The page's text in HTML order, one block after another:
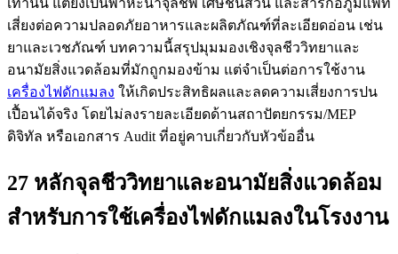
เท่านั้น แต่ยังเป็นพาหะนำจุลชีพ เศษชิ้นส่วน และสารก่อภูมิแพ้ที่
เสี่ยงต่อความปลอดภัยอาหารและผลิตภัณฑ์ที่ละเอียดอ่อน เช่น
ยาและเวชภัณฑ์ บทความนี้สรุปมุมมองเชิงจุลชีววิทยาและ
อนามัยสิ่งแวดล้อมที่มักถูกมองข้าม แต่จำเป็นต่อการใช้งาน
เครื่องไฟดักแมลง ให้เกิดประสิทธิผลและลดความเสี่ยงการปน
เปื้อนได้จริง โดยไม่ลงรายละเอียดด้านสถาปัตยกรรม/MEP
ดิจิทัล หรือเอกสาร Audit ที่อยู่คาบเกี่ยวกับหัวข้ออื่น
27 หลักจุลชีววิทยาและอนามัยสิ่งแวดล้อม
สำหรับการใช้เครื่องไฟดักแมลงในโรงงาน